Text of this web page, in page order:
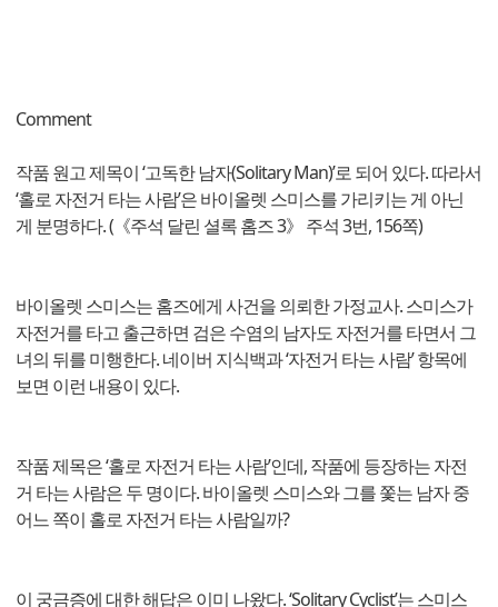
Comment
작품 원고 제목이 ‘고독한 남자(Solitary Man)’로 되어 있다. 따라서
‘홀로 자전거 타는 사람’은 바이올렛 스미스를 가리키는 게 아닌
게 분명하다. (《주석 달린 셜록 홈즈 3》 주석 3번, 156쪽)
바이올렛 스미스는 홈즈에게 사건을 의뢰한 가정교사. 스미스가
자전거를 타고 출근하면 검은 수염의 남자도 자전거를 타면서 그
녀의 뒤를 미행한다. 네이버 지식백과 ‘자전거 타는 사람’ 항목에
보면 이런 내용이 있다.
작품 제목은 ‘홀로 자전거 타는 사람’인데, 작품에 등장하는 자전
거 타는 사람은 두 명이다. 바이올렛 스미스와 그를 쫓는 남자 중
어느 쪽이 홀로 자전거 타는 사람일까?
이 궁금증에 대한 해답은 이미 나왔다. ‘Solitary Cyclist’는 스미스